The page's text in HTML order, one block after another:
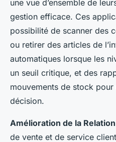
une vue d’ensemble de
gestion efficace. Ces
possibilité de scanner des
ou retirer des articles de
automatiques lorsque les
un seuil critique, et des
mouvements de stock
décision.
Amélioration de la
de vente et de service